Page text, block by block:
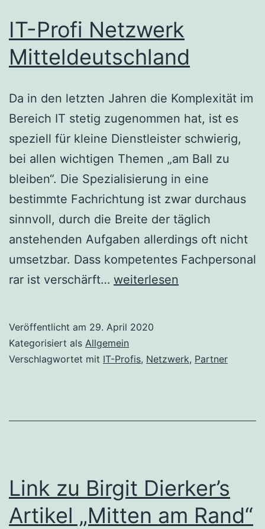
IT-Profi Netzwerk
Mitteldeutschland
Da in den letzten Jahren die Komplexität im
Bereich IT stetig zugenommen hat, ist es
speziell für kleine Dienstleister schwierig,
bei allen wichtigen Themen „am Ball zu
bleiben“. Die Spezialisierung in eine
bestimmte Fachrichtung ist zwar durchaus
sinnvoll, durch die Breite der täglich
anstehenden Aufgaben allerdings oft nicht
umsetzbar. Dass kompetentes Fachpersonal
rar ist verschärft… IT-
Mitteldeutschland
weiterlesen
Veröffentlicht am 29. April 2020
Kategorisiert als Allgemein
Verschlagwortet mit IT-Profis, Netzwerk, Partner
Link zu Birgit Dierker’s
Artikel „Mitten am Rand“